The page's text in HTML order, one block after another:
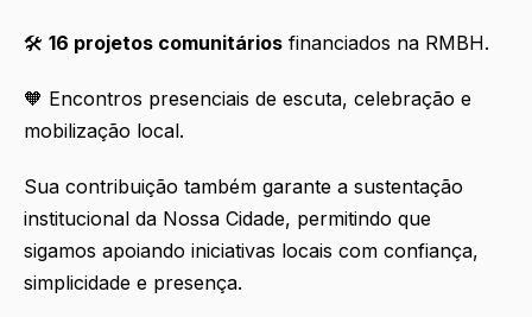
🛠️ 16 projetos comunitários financiados na RMBH.
🧡 Encontros presenciais de escuta, celebração e
mobilização local.
Sua contribuição também garante a sustentação
institucional da Nossa Cidade, permitindo que
sigamos apoiando iniciativas locais com confiança,
simplicidade e presença.